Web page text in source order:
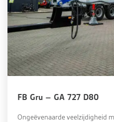
FB Gru – GA 727 D80
Ongeëvenaarde veelzijdigheid